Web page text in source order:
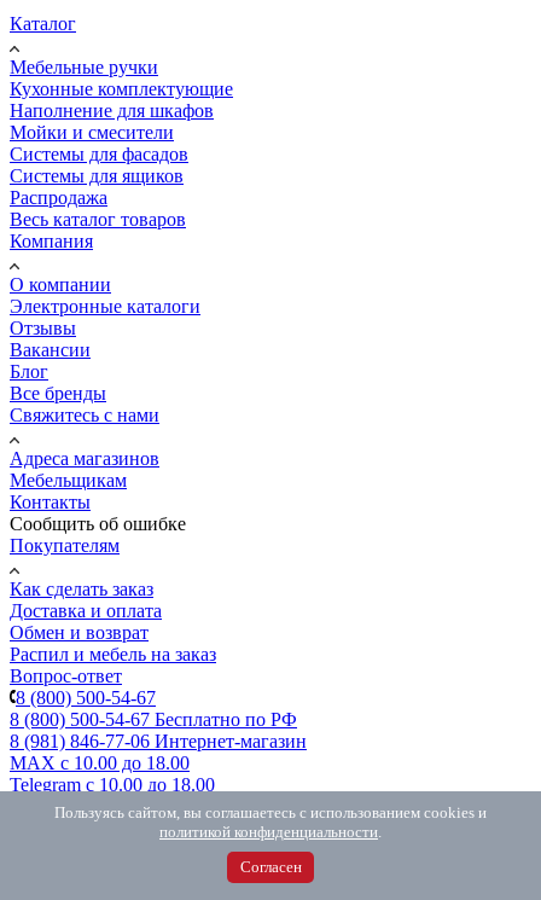
Каталог
Мебельные ручки
Кухонные комплектующие
Наполнение для шкафов
Мойки и смесители
Системы для фасадов
Системы для ящиков
Распродажа
Весь каталог товаров
Компания
О компании
Электронные каталоги
Отзывы
Вакансии
Блог
Все бренды
Свяжитесь с нами
Адреса магазинов
Мебельщикам
Контакты
Сообщить об ошибке
Покупателям
Как сделать заказ
Доставка и оплата
Обмен и возврат
Распил и мебель на заказ
Вопрос-ответ
8 (800) 500-54-67
8 (800) 500-54-67 Бесплатно по РФ
8 (981) 846-77-06 Интернет-магазин
MAX с 10.00 до 18.00
Telegram с 10.00 до 18.00
Заказать звонок
Пользуясь сайтом, вы соглашаетесь с использованием cookies и
политикой конфиденциальности.
Согласен